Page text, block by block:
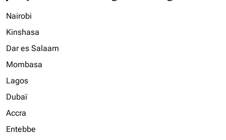
Nairobi
Kinshasa
Dar es Salaam
Mombasa
Lagos
Dubaï
Accra
Entebbe